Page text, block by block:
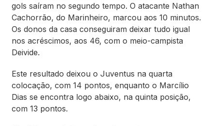
gols saíram no segundo tempo. O atacante Nathan
Cachorrão, do Marinheiro, marcou aos 10 minutos.
Os donos da casa conseguiram deixar tudo igual
nos acréscimos, aos 46, com o meio-campista
Deivide.
Este resultado deixou o Juventus na quarta
colocação, com 14 pontos, enquanto o Marcílio
Dias se encontra logo abaixo, na quinta posição,
com 13 pontos.